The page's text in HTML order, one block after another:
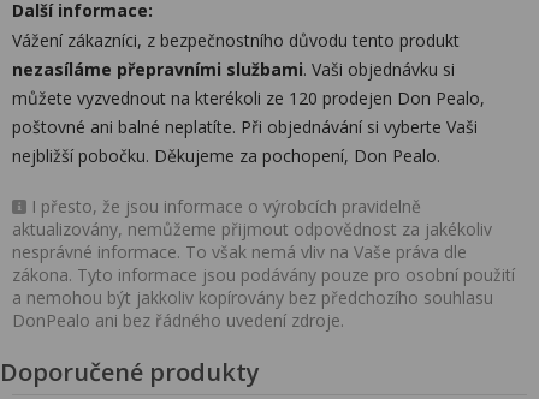
Další informace:
Vážení zákazníci, z bezpečnostního důvodu tento produkt
nezasíláme přepravními službami. Vaši objednávku si
můžete vyzvednout na kterékoli ze 120 prodejen Don Pealo,
poštovné ani balné neplatíte. Při objednávání si vyberte Vaši
nejbližší pobočku. Děkujeme za pochopení, Don Pealo.
I přesto, že jsou informace o výrobcích pravidelně
aktualizovány, nemůžeme přijmout odpovědnost za jakékoliv
nesprávné informace. To však nemá vliv na Vaše práva dle
zákona. Tyto informace jsou podávány pouze pro osobní použití
a nemohou být jakkoliv kopírovány bez předchozího souhlasu
DonPealo ani bez řádného uvedení zdroje.
Doporučené produkty